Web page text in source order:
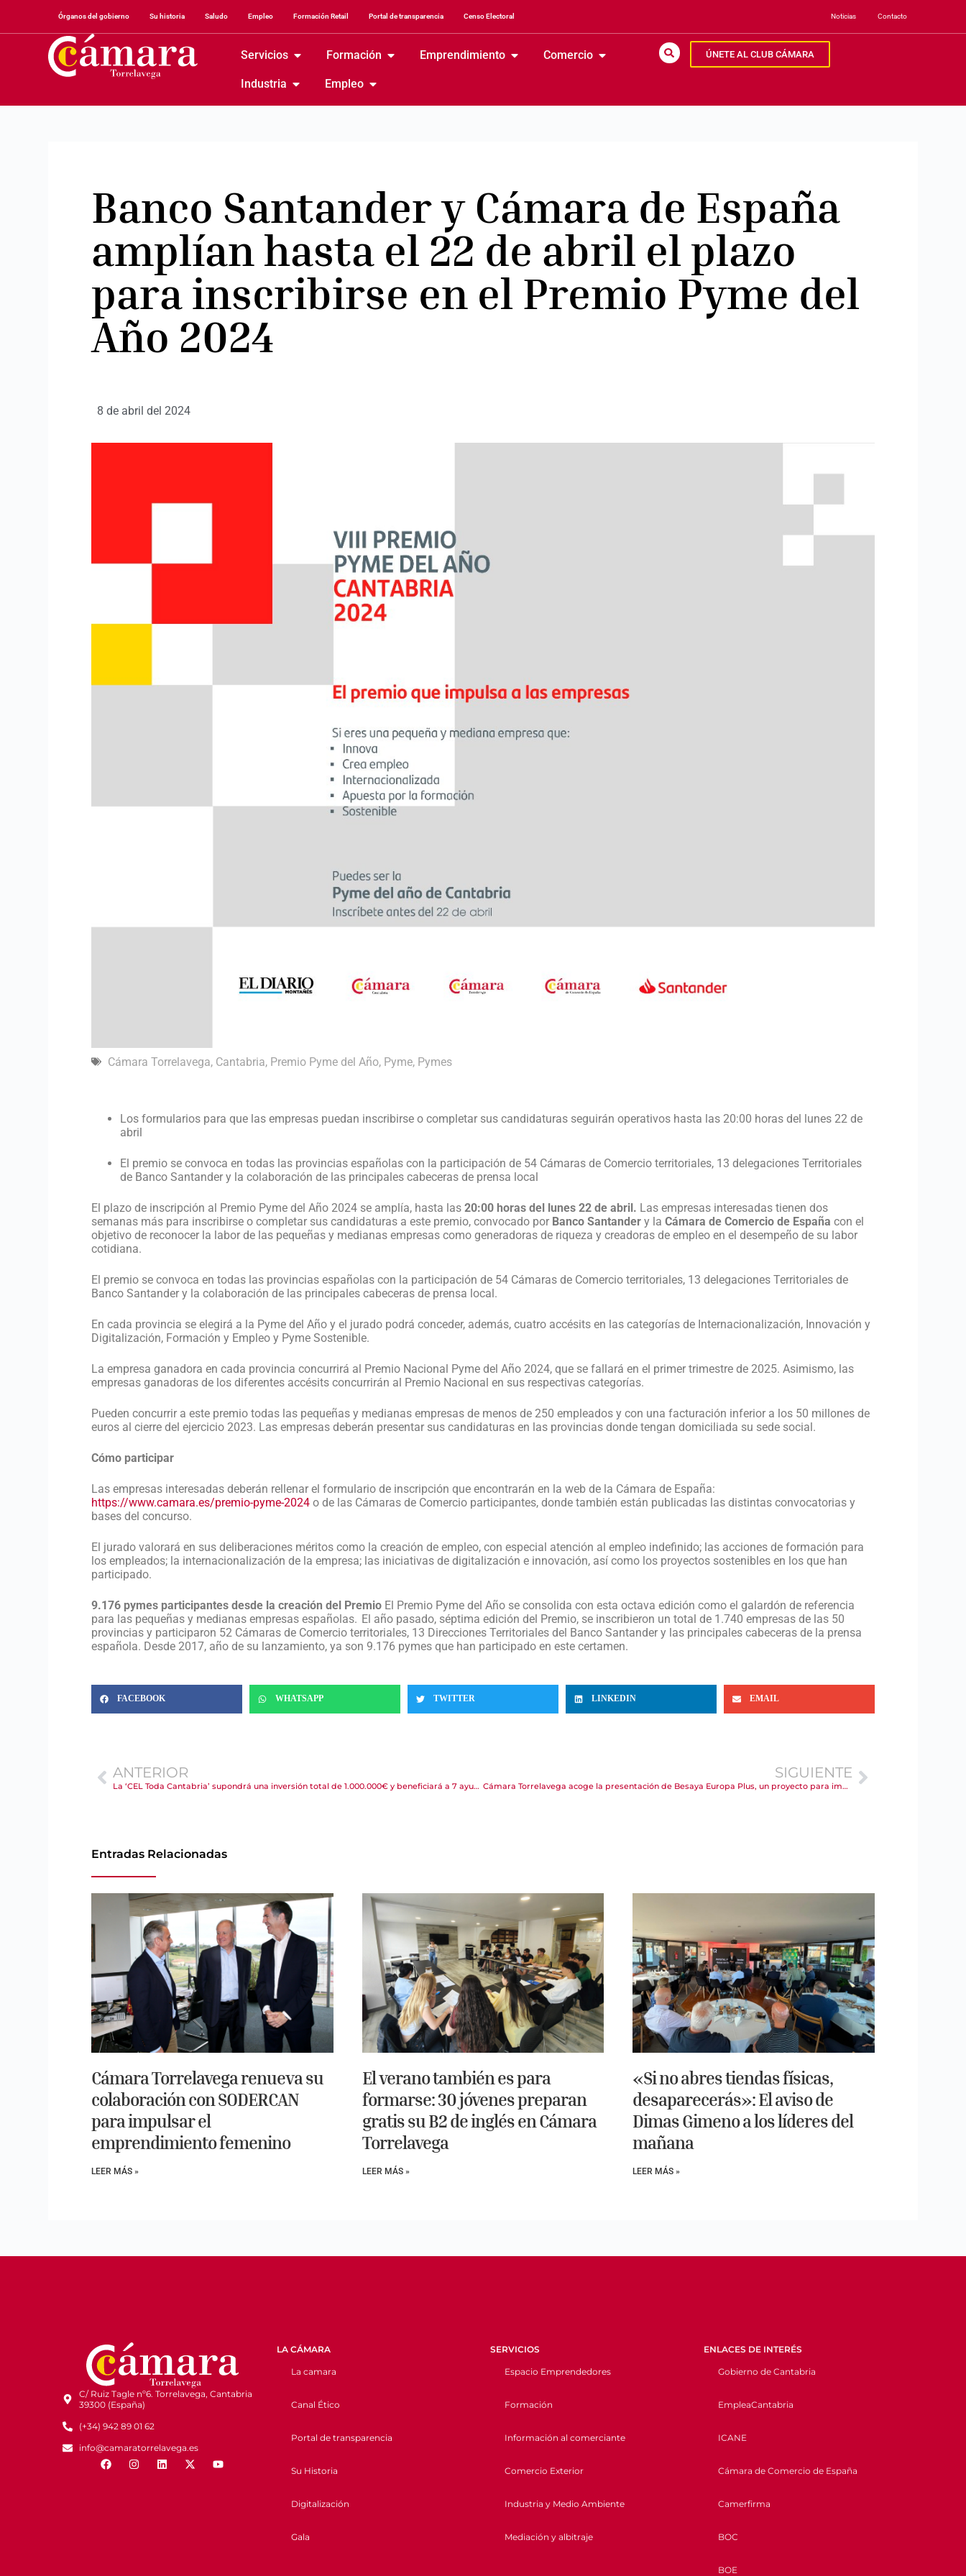
Órganos del gobierno Su historia Saludo Empleo Formación Retail Portal de transparencia Censo Electoral Noticias Contacto
Servicios Formación Emprendimiento Comercio
Industria Empleo
ÚNETE AL CLUB CÁMARA
Banco Santander y Cámara de España
amplían hasta el 22 de abril el plazo
para inscribirse en el Premio Pyme del
Año 2024
8 de abril del 2024
Cámara Torrelavega, Cantabria, Premio Pyme del Año, Pyme, Pymes
Los formularios para que las empresas puedan inscribirse o completar sus candidaturas seguirán operativos hasta las 20:00 horas del lunes 22 de
abril
El premio se convoca en todas las provincias españolas con la participación de 54 Cámaras de Comercio territoriales, 13 delegaciones Territoriales
de Banco Santander y la colaboración de las principales cabeceras de prensa local
El plazo de inscripción al Premio Pyme del Año 2024 se amplía, hasta las20:00 horas del lunes 22 de abril. Las empresas interesadas tienen dos
semanas más para inscribirse o completar sus candidaturas a este premio, convocado por Banco Santander y laCámara de Comercio de España con el
objetivo de reconocer la labor de las pequeñas y medianas empresas como generadoras de riqueza y creadoras de empleo en el desempeño de su labor
cotidiana.
El premio se convoca en todas las provincias españolas con la participación de 54 Cámaras de Comercio territoriales, 13 delegaciones Territoriales de
Banco Santander y la colaboración de las principales cabeceras de prensa local.
En cada provincia se elegirá a la Pyme del Año y el jurado podrá conceder, además, cuatro accésits en las categorías de Internacionalización, Innovación y
Digitalización, Formación y Empleo y Pyme Sostenible.
La empresa ganadora en cada provincia concurrirá al Premio Nacional Pyme del Año 2024, que se fallará en el primer trimestre de 2025. Asimismo, las
empresas ganadoras de los diferentes accésits concurrirán al Premio Nacional en sus respectivas categorías.
Pueden concurrir a este premio todas las pequeñas y medianas empresas de menos de 250 empleados y con una facturación inferior a los 50 millones de
euros al cierre del ejercicio 2023. Las empresas deberán presentar sus candidaturas en las provincias donde tengan domiciliada su sede social.
Cómo participar
Las empresas interesadas deberán rellenar el formulario de inscripción que encontrarán en la web de la Cámara de España:
https://www.camara.es/premio-pyme-2024 o de las Cámaras de Comercio participantes, donde también están publicadas las distintas convocatorias y
bases del concurso.
El jurado valorará en sus deliberaciones méritos como la creación de empleo, con especial atención al empleo indefinido; las acciones de formación para
los empleados; la internacionalización de la empresa; las iniciativas de digitalización e innovación, así como los proyectos sostenibles en los que han
participado.
9.176 pymes participantes desde la creación del Premio El Premio Pyme del Año se consolida con esta octava edición como el galardón de referencia
para las pequeñas y medianas empresas españolas. El año pasado, séptima edición del Premio, se inscribieron un total de 1.740 empresas de las 50
provincias y participaron 52 Cámaras de Comercio territoriales, 13 Direcciones Territoriales del Banco Santander y las principales cabeceras de la prensa
española. Desde 2017, año de su lanzamiento, ya son 9.176 pymes que han participado en este certamen.
FACEBOOK WHATSAPP TWITTER LINKEDIN EMAIL
ANTERIOR
La ‘CEL Toda Cantabria’ supondrá una inversión total de 1.000.000€ y beneficiará a 7 ayuntamientos
SIGUIENTE
Cámara Torrelavega acoge la presentación de Besaya Europa Plus, un proyecto para impulsar el empleo y mejorar la cualificación profesional
Entradas Relacionadas
Cámara Torrelavega renueva su
colaboración con SODERCAN
para impulsar el
emprendimiento femenino
LEER MÁS »
El verano también es para
formarse: 30 jóvenes preparan
gratis su B2 de inglés en Cámara
Torrelavega
LEER MÁS »
«Si no abres tiendas físicas,
desaparecerás»: El aviso de
Dimas Gimeno a los líderes del
mañana
LEER MÁS »
C/ Ruiz Tagle nº6. Torrelavega, Cantabria
39300 (España)
(+34) 942 89 01 62
info@camaratorrelavega.es
LA CÁMARA
La camara
Canal Ético
Portal de transparencia
Su Historia
Digitalización
Gala
SERVICIOS
Espacio Emprendedores
Formación
Información al comerciante
Comercio Exterior
Industria y Medio Ambiente
Mediación y albitraje
ENLACES DE INTERÉS
Gobierno de Cantabria
EmpleaCantabria
ICANE
Cámara de Comercio de España
Camerfirma
BOC
BOE